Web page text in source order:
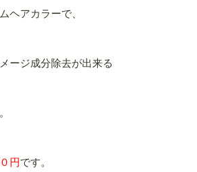
ヘアカラーで、
ジ成分除去が出来る
円です。